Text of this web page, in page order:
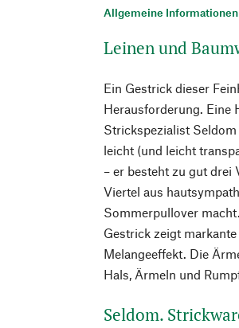
Allgemeine Informationen
Leinen und
Ein Gestrick dieser
Herausforderung. Eine
Strickspezialist
leicht (und leicht
– er besteht zu gut drei
Viertel aus
Sommerpullover
Gestrick zeigt
Melangeeffekt. Die
Hals, Ärmeln und
Seldom.